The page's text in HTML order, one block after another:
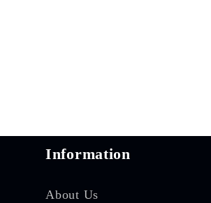
Information
About Us